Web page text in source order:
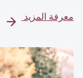
المزيد